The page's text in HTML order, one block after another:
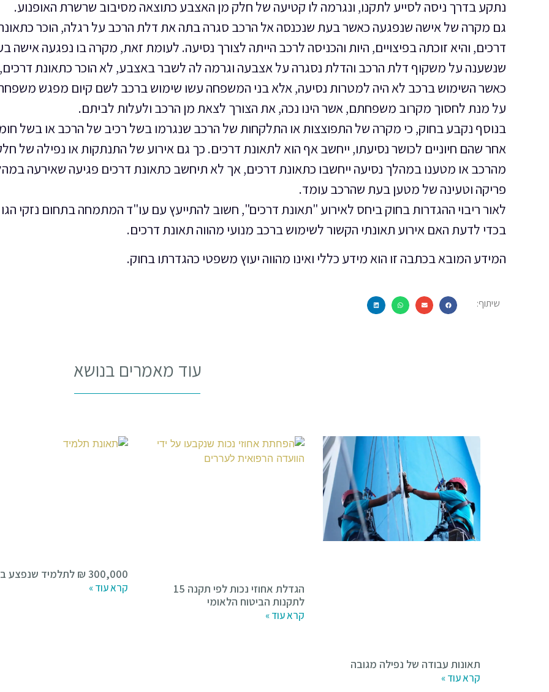
נתקע בדרך ניסה לסייע לתקנו, ונגרמה לו קטיעה של חלק מן האצבע כתוצאה מסיבוב שרשרת האופנוע.
גם מקרה של אישה שנפגעה כאשר בעת שנכנסה אל הרכב סגרה בתה את דלת הרכב על רגלה, הוכר
דרכים, והיא זוכתה בפיצויים, היות והכניסה לרכב הייתה לצורך נסיעה. לעומת זאת, מקרה בו נפגעה אישה
שנשענה על משקוף דלת הרכב והדלת נסגרה על אצבעה וגרמה לה לשבר באצבע, לא הוכר כתאונת דרכים,
כאשר השימוש ברכב לא היה למטרות נסיעה, אלא בני המשפחה עשו שימוש ברכב לשם קיום מפגש
על מנת לחסוך מקרוב משפחתם, אשר הינו נכה, את הצורך לצאת מן הרכב ולעלות לביתם.
בנוסף נקבע בחוק, כי מקרה של התפוצצות או התלקחות של הרכב שנגרמו בשל רכיב של הרכב או בשל
אחר שהם חיוניים לכושר נסיעתו, ייחשב אף הוא לתאונת דרכים. כך גם אירוע של התנתקות או נפילה של
מהרכב או מטענו במהלך נסיעה ייחשבו כתאונת דרכים, אך לא תיחשב כתאונת דרכים פגיעה שאירעה
פריקה וטעינה של מטען בעת שהרכב עומד.
לאור ריבוי ההגדרות בחוק ביחס לאירוע "תאונת דרכים", חשוב להתייעץ עם עו"ד המתמחה בתחום נזקי
בכדי לדעת האם אירוע תאונתי הקשור לשימוש ברכב מנועי מהווה תאונת דרכים.
המידע המובא בכתבה זו הוא מידע כללי ואינו מהווה יעוץ משפטי כהגדרתו בחוק.
שיתוף:
עוד מאמרים בנושא
תאונות עבודה של נפילה מגובה
קרא עוד »
הגדלת אחוזי נכות לפי תקנה 15
לתקנות הביטוח הלאומי
קרא עוד »
300,000 ₪ לתלמיד שנפצע במשחק
קרא עוד »